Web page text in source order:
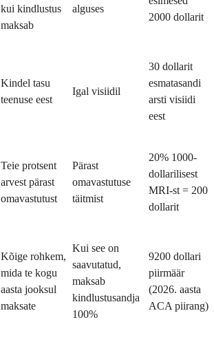
kui kindlustus
maksab
alguses
2000 dollarit
Kindel tasu
teenuse eest
Igal visiidil
30 dollarit
esmatasandi
arsti visiidi
eest
Teie protsent
arvest pärast
omavastutust
Pärast
omavastutuse
täitmist
20% 1000-
dollarilisest
MRI-st = 200
dollarit
Kõige rohkem,
mida te kogu
aasta jooksul
maksate
Kui see on
saavutatud,
maksab
kindlustusandja
100%
9200 dollari
piirmäär
(2026. aasta
ACA piirang)